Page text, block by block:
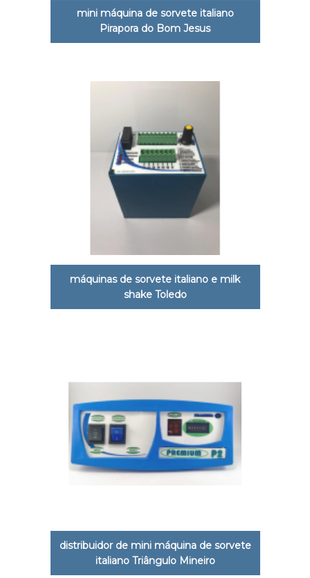
mini máquina de sorvete italiano
Pirapora do Bom Jesus
máquinas de sorvete italiano e milk
shake Toledo
distribuidor de mini máquina de sorvete
italiano Triângulo Mineiro